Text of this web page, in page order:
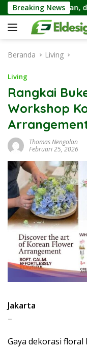
Langsung
ke
konten
Breaking News
Cicilan, dan
Beranda Living
Living
Rangkai
Workshop
Thomas Nengolan
Februari 25, 2026
Jakarta
–
Gaya dekorasi